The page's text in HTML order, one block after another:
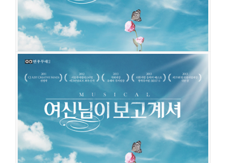
손유동원우준이동수이지숙 최연우 임진섭
여신님이 보고 계셔
공연일시
2019-11-16 ~ 2020-03-01
유니플렉스 1관
출연진
성태준조성윤서경수 정욱진정휘진호박준휘 홍우진윤석
차용학강기둥안지환조풍래 김대웅 진태화 손유동 이지숙 한보라
강기헌